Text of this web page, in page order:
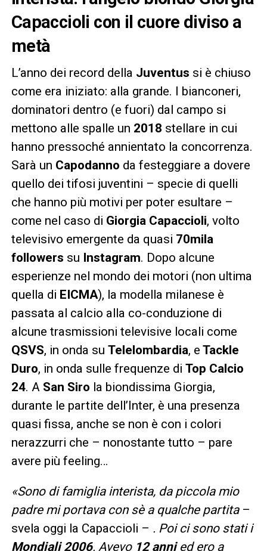
Capaccioli con il cuore diviso a
metà
L’anno dei record della Juventus si è chiuso
come era iniziato: alla grande. I bianconeri,
dominatori dentro (e fuori) dal campo si
mettono alle spalle un 2018 stellare in cui
hanno pressoché annientato la concorrenza.
Sarà un Capodanno da festeggiare a dovere
quello dei tifosi juventini – specie di quelli
che hanno più motivi per poter esultare –
come nel caso di Giorgia Capaccioli, volto
televisivo emergente da quasi 70mila
followers su Instagram. Dopo alcune
esperienze nel mondo dei motori (non ultima
quella di EICMA), la modella milanese è
passata al calcio alla co-conduzione di
alcune trasmissioni televisive locali come
QSVS, in onda su Telelombardia, e Tackle
Duro, in onda sulle frequenze di Top Calcio
24. ASan Siro la biondissima Giorgia,
durante le partite dell’Inter, è una presenza
quasi fissa, anche se non è con i colori
nerazzurri che – nonostante tutto – pare
avere più feeling…
«Sono di famiglia interista, da piccola mio
padre mi portava con sè a qualche partita–
svela oggi la Capaccioli – . Poi ci sono stati i
Mondiali 2006. Avevo12 annied ero a